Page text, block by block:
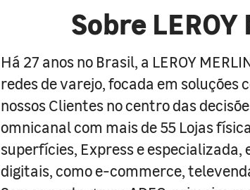
Sobre LEROY
Há 27 anos no Brasil, a LEROY
redes de varejo, focada em soluções
nossos Clientes no centro das
omnicanal com mais de 55 Lojas
superfícies, Express e
digitais, como e-commerce,